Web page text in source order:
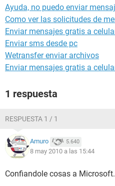
Ayuda, no puedo enviar
Como ver las solicitudes de
Enviar mensajes gratis a
Enviar sms desde pc
Wetransfer enviar archivos
Enviar mensajes gratis a
1 respuesta
RESPUESTA 1 / 1
Amuro 5.640
8 may 2010 a las 15:44
Confiandole cosas a